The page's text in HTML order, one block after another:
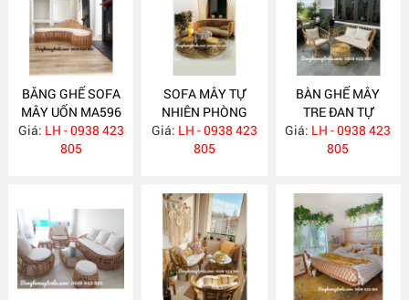
BĂNG GHẾ SOFA
MÂY UỐN MA596
Giá: LH - 0938 423
805
SOFA MÂY TỰ
NHIÊN PHÒNG
KHÁCH MA588
Giá: LH - 0938 423
805
BÀN GHẾ MÂY
TRE ĐAN TỰ
NHIÊN MA587
Giá: LH - 0938 423
805